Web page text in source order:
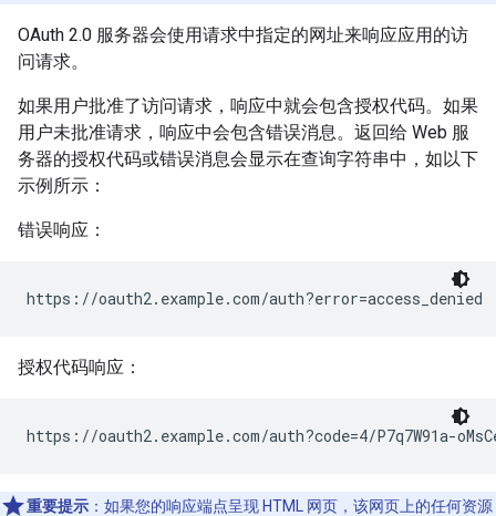
OAuth 2.0 服务器会使用请求中指定的网址来响应应用的访
问请求。
如果用户批准了访问请求，响应中就会包含授权代码。如果
用户未批准请求，响应中会包含错误消息。返回给 Web 服
务器的授权代码或错误消息会显示在查询字符串中，如以下
示例所示：
错误响应：
https://oauth2.example.com/auth?error=access_denied
授权代码响应：
https://oauth2.example.com/auth?code=4/P7q7W91a-
重要提示 ：如果您的响应端点呈现 HTML 网页，该网页上的任何资源